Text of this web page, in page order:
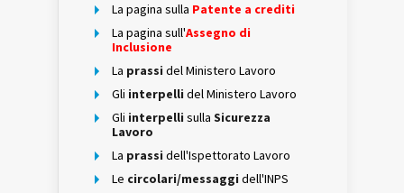
La pagina sulla Patente a crediti
La pagina sull'Assegno di
Inclusione
La prassi del Ministero Lavoro
Gli interpelli del Ministero Lavoro
Gli interpelli sulla Sicurezza
Lavoro
La prassi dell'Ispettorato Lavoro
Le circolari/messaggi dell'INPS